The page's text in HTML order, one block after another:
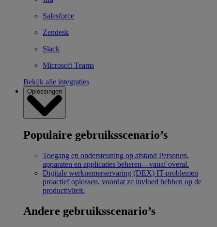
Salesforce
Zendesk
Slack
Microsoft Teams
Bekijk alle integraties
Oplossingen
Populaire gebruiksscenario’s
Toegang en ondersteuning op afstand Personen,
apparaten en applicaties beheren—vanaf overal.
Digitale werknemerservaring (DEX) IT-problemen
proactief oplossen, voordat ze invloed hebben op de
productiviteit.
Andere gebruiksscenario’s